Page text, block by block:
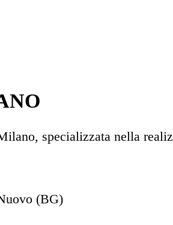
specializzata nella
(BG)